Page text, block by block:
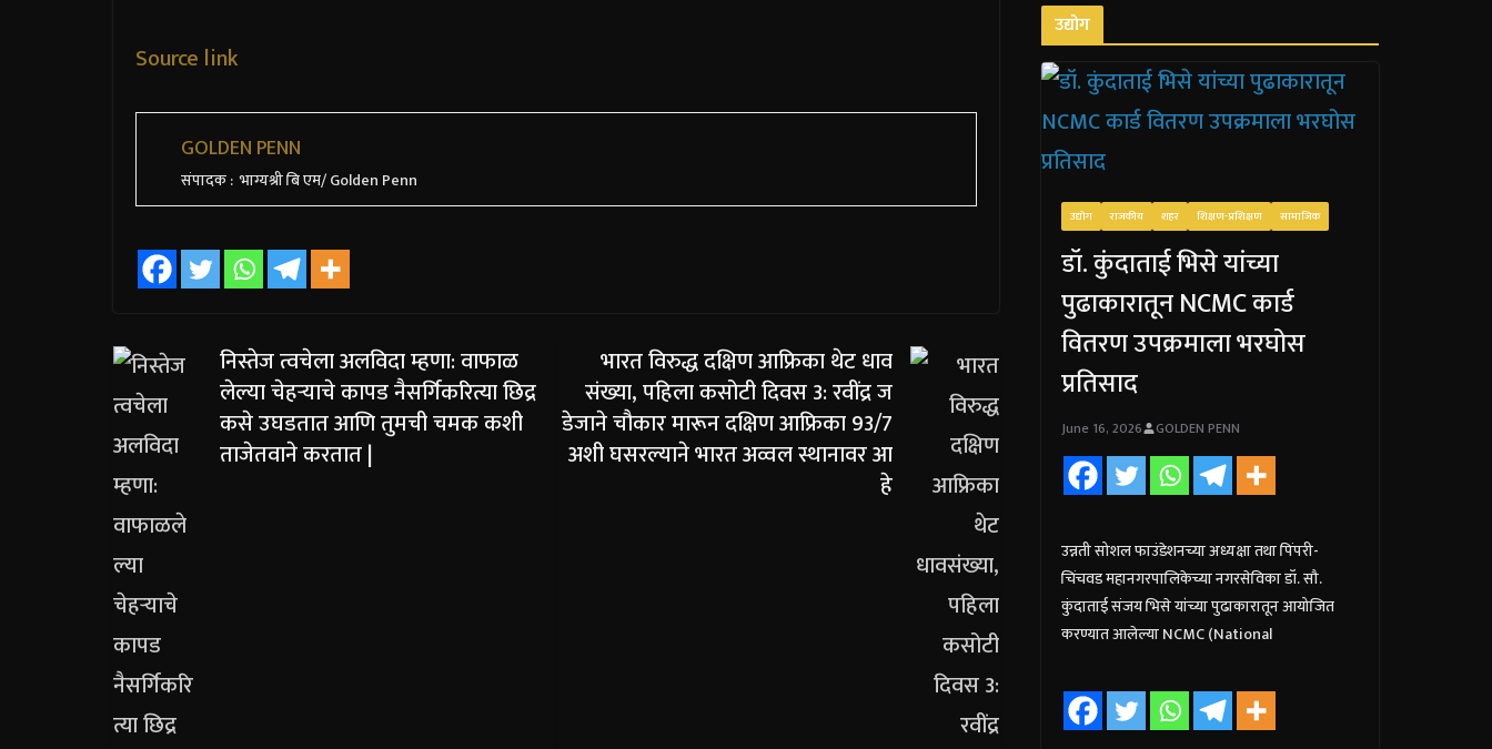
Source link
GOLDEN PENN
संपादक : भाग्यश्री बि एम/ Golden Penn
निस्तेज त्वचेला अलविदा म्हणा: वाफाळ
लेल्या चेहऱ्याचे कापड नैसर्गिकरित्या छिद्र
कसे उघडतात आणि तुमची चमक कशी
ताजेतवाने करतात |
भारत विरुद्ध दक्षिण आफ्रिका थेट धाव
संख्या, पहिला कसोटी दिवस 3: रवींद्र ज
डेजाने चौकार मारून दक्षिण आफ्रिका 93/7
अशी घसरल्याने भारत अव्वल स्थानावर आ
हे
उद्योग
उद्योग राजकीय शहर शिक्षण-प्रशिक्षण सामाजिक
डॉ. कुंदाताई भिसे यांच्या
पुढाकारातून NCMC कार्ड
वितरण उपक्रमाला भरघोस
प्रतिसाद
June 16, 2026 GOLDEN PENN
उन्नती सोशल फाउंडेशनच्या अध्यक्षा तथा पिंपरी-
चिंचवड महानगरपालिकेच्या नगरसेविका डॉ. सौ.
कुंदाताई संजय भिसे यांच्या पुढाकारातून आयोजित
करण्यात आलेल्या NCMC (National